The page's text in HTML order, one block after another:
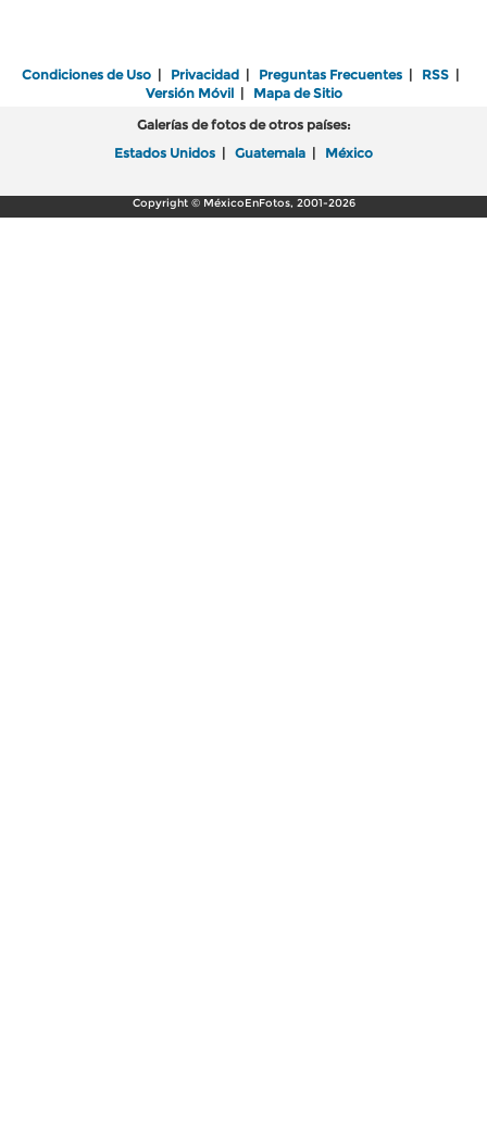
Condiciones de Uso | Privacidad | Preguntas Frecuentes | RSS |
Versión Móvil| Mapa de Sitio
Galerías de fotos de otros países:
Estados Unidos | Guatemala | México
Copyright © MéxicoEnFotos, 2001-2026